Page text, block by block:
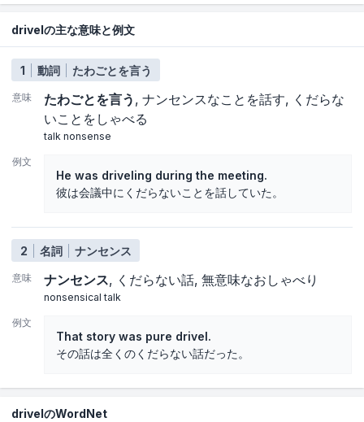
drivelの主な意味と例文
1 動詞 たわごとを言う
意味 たわごとを言う ナンセンスなことを話す
くだらな
いことをしゃべる
talk nonsense
例文
He was driveling during the meeting.
彼は会議中にくだらないことを話していた。
2 名詞 ナンセンス
意味 ナンセンス くだらない話 無意味なおしゃべり
nonsensical talk
例文
That story was pure drivel.
その話は全くのくだらない話だった。
drivelのWordNet